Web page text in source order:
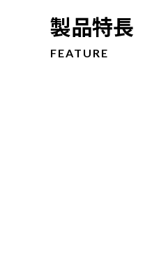
製品特長
FEATURE